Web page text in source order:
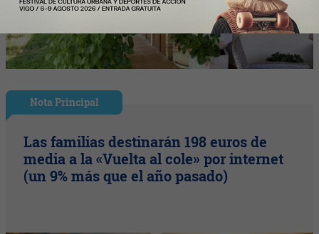
Nota Principal
Las familias destinarán 198 euros de
media a la «Vuelta al cole» por internet
(un 9% más que el año pasado)